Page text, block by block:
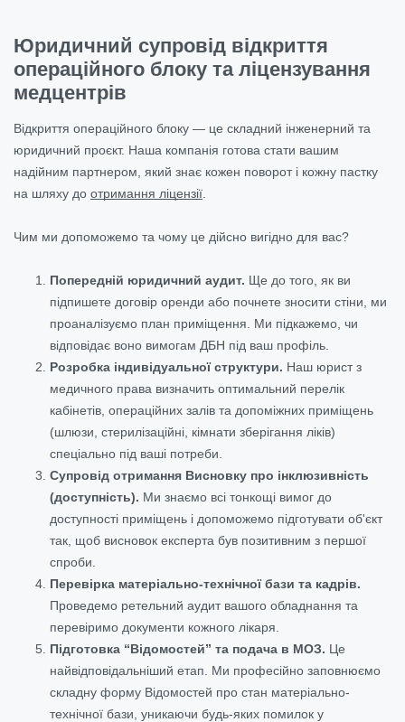
Юридичний супровід відкриття
операційного блоку та ліцензування
медцентрів
Відкриття операційного блоку — це складний інженерний та
юридичний проєкт. Наша компанія готова стати вашим
надійним партнером, який знає кожен поворот і кожну пастку
на шляху до отримання ліцензії
Чим ми допоможемо та чому це дійсно вигідно для вас?
Попередній юридичний аудит. Ще до того, як ви
підпишете договір оренди або почнете зносити стіни, ми
проаналізуємо план приміщення. Ми підкажемо, чи
відповідає воно вимогам ДБН під ваш профіль.
Розробка індивідуальної структури. Наш юрист з
медичного права визначить оптимальний перелік
кабінетів, операційних залів та допоміжних приміщень
(шлюзи, стерилізаційні, кімнати зберігання ліків)
спеціально під ваші потреби.
Супровід отримання Висновку про інклюзивність
(доступність). Ми знаємо всі тонкощі вимог до
доступності приміщень і допоможемо підготувати об'єкт
так, щоб висновок експерта був позитивним з першої
спроби.
Перевірка матеріально-технічної бази та кадрів.
Проведемо ретельний аудит вашого обладнання та
перевіримо документи кожного лікаря.
Підготовка “Відомостей” та подача в МОЗ. Це
найвідповідальніший етап. Ми професійно заповнюємо
складну форму Відомостей про стан матеріально-
технічної бази, уникаючи будь-яких помилок у